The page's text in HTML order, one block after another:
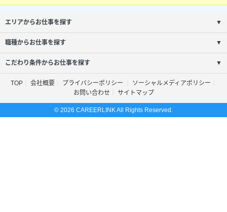
エリアからお仕事を探す ▼
職種からお仕事を探す ▼
こだわり条件からお仕事を探す ▼
TOP 会社概要 プライバシーポリシー
ソーシャルメディアポリシー
お問い合わせ
サイトマップ
© 2026 CAREERLINK All Rights Reserved.